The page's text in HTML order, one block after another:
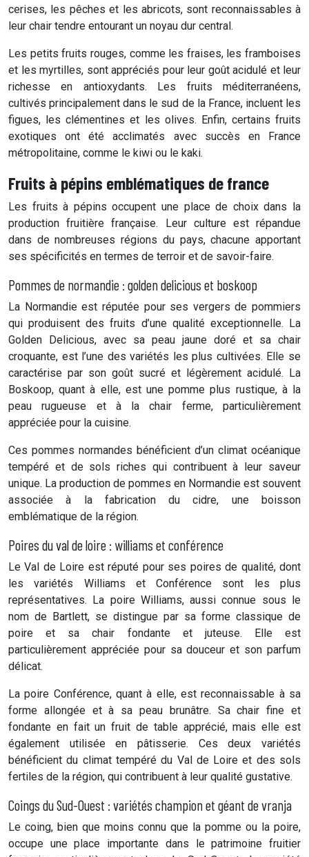
cerises, les pêches et les abricots, sont reconnaissables à
leur chair tendre entourant un noyau dur central.
Les petits fruits rouges, comme les fraises, les framboises
et les myrtilles, sont appréciés pour leur goût acidulé et leur
richesse en antioxydants. Les fruits méditerranéens,
cultivés principalement dans le sud de la France, incluent les
figues, les clémentines et les olives. Enfin, certains fruits
exotiques ont été acclimatés avec succès en France
métropolitaine, comme le kiwi ou le kaki.
Fruits à pépins emblématiques de france
Les fruits à pépins occupent une place de choix dans la
production fruitière française. Leur culture est répandue
dans de nombreuses régions du pays, chacune apportant
ses spécificités en termes de terroir et de savoir-faire.
Pommes de normandie : golden delicious et boskoop
La Normandie est réputée pour ses vergers de pommiers
qui produisent des fruits d’une qualité exceptionnelle. La
Golden Delicious, avec sa peau jaune doré et sa chair
croquante, est l’une des variétés les plus cultivées. Elle se
caractérise par son goût sucré et légèrement acidulé. La
Boskoop, quant à elle, est une pomme plus rustique, à la
peau rugueuse et à la chair ferme, particulièrement
appréciée pour la cuisine.
Ces pommes normandes bénéficient d’un climat océanique
tempéré et de sols riches qui contribuent à leur saveur
unique. La production de pommes en Normandie est souvent
associée à la fabrication du cidre, une boisson
emblématique de la région.
Poires du val de loire : williams et conférence
Le Val de Loire est réputé pour ses poires de qualité, dont
les variétés Williams et Conférence sont les plus
représentatives. La poire Williams, aussi connue sous le
nom de Bartlett, se distingue par sa forme classique de
poire et sa chair fondante et juteuse. Elle est
particulièrement appréciée pour sa douceur et son parfum
délicat.
La poire Conférence, quant à elle, est reconnaissable à sa
forme allongée et à sa peau brunâtre. Sa chair fine et
fondante en fait un fruit de table apprécié, mais elle est
également utilisée en pâtisserie. Ces deux variétés
bénéficient du climat tempéré du Val de Loire et des sols
fertiles de la région, qui contribuent à leur qualité gustative.
Coings du Sud-Ouest : variétés champion et géant de vranja
Le coing, bien que moins connu que la pomme ou la poire,
occupe une place importante dans le patrimoine fruitier